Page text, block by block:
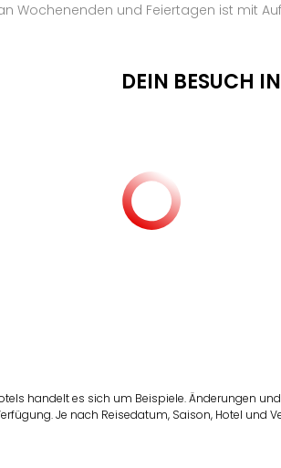
Wochenenden und Feiertagen ist mit
DEIN BESUCH
handelt es sich um Beispiele. Änderungen
Je nach Reisedatum, Saison, Hotel und